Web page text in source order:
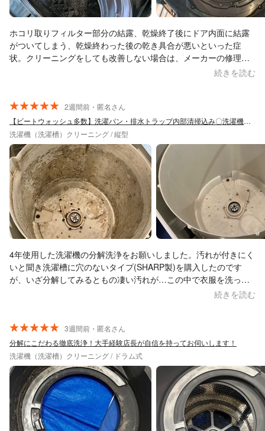
ホコリ取りフィルター部分の結露、乾燥終了後にドア内面に結露
がついてしまう、乾燥終わった後の乾き具合が悪いといった症
状。クリーニングをしても改善しない場合は、メーカーの修理も
視野に入れての依頼でした。 今回のクリーニングをしても改善す
終了後は結露などの症状も改善されて、乾き具合も良く、乾燥時
間も短縮されてとても良くなりました！ここまで良くなると正直
期待していなかったので、お願いして良かったです。 とても良か
った点 ・約束時間前に到着予定時刻の連絡がいただける。 ・作業
内容の出来る出来ないを丁寧に教えてくれる。 ・金額を作業前に
確認してくれる。 ・使い方のアドバイスをくれる。 ・相談内容に
的確にわかりやすく説明してくれる。 ・作業完了後、洗濯機前や
お風呂場が問題なく片付けられている。 お人柄も良く、とても症
状が改善したのでお願いして良かったと感じました。 暑い中あり
がとうございました。
続きを読む
2週間前・匿名さん
【ビートウォッシュ多数】洗濯パン・排水トラップ内部清掃込み〇洗濯機専門〇
洗濯機（洗濯槽）クリーニング / 縦型
4年使用した洗濯機の分解洗浄をお願いしました。汚れが付きにく
いと聞き洗濯槽に穴のないタイプ(SHARP製)を購入したのです
が、いざ分解してみるともの凄い汚れが…この中で衣服を洗って
いたのかと驚きました。浴室も丁寧に養生をして、途中で何度も
に清掃していただき、洗濯槽は新品のようにピカピカになり嬉し
かったです。またお人柄も良く、質問にも穏やかにお答えいただ
けて威圧感もなく、女性一人でも安心してお願いできる方だと思
いました。洗濯機を清潔に保つアドバイスもいただいたので、汚
れる前にこまめにできるお掃除は頑張って、また定期的に分解洗
浄をお願いしようと思います。この度は本当にありがとうござい
ました！
続きを読む
3週間前・匿名さん
分解にこだわる徹底洗浄！大手経験店長が自信を持ってお伺いします！
洗濯機（洗濯槽）クリーニング / ドラム式